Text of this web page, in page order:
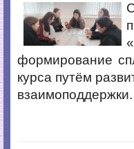
формирование
курса путём
взаимоподдержки.